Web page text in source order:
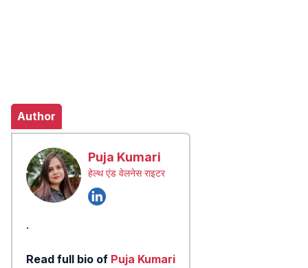
Author
Puja Kumari
हेल्थ एंड वेलनेस राइटर
.
Read full bio of Puja Kumari